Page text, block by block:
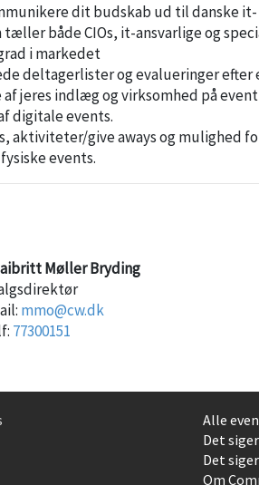
dit budskab ud til danske it-
både CIOs, it-ansvarlige og
i markedet
deltagerlister og evalueringer efter
af jeres indlæg og virksomhed på
digitale events.
aktiviteter/give aways og mulighed
events.
Møller Bryding
mmo@cw.dk
77300151
Alle
Det
Det
Om